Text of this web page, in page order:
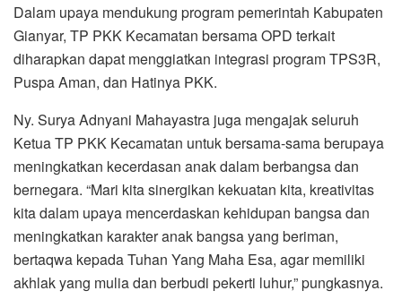
Dalam upaya mendukung program pemerintah Kabupaten
Gianyar, TP PKK Kecamatan bersama OPD terkait
diharapkan dapat menggiatkan integrasi program TPS3R,
Puspa Aman, dan Hatinya PKK.
Ny. Surya Adnyani Mahayastra juga mengajak seluruh
Ketua TP PKK Kecamatan untuk bersama-sama berupaya
meningkatkan kecerdasan anak dalam berbangsa dan
bernegara. “Mari kita sinergikan kekuatan kita, kreativitas
kita dalam upaya mencerdaskan kehidupan bangsa dan
meningkatkan karakter anak bangsa yang beriman,
bertaqwa kepada Tuhan Yang Maha Esa, agar memiliki
akhlak yang mulia dan berbudi pekerti luhur,” pungkasnya.